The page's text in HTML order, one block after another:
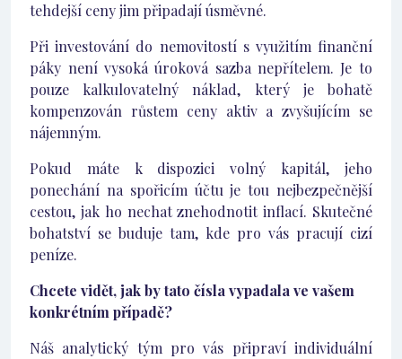
tehdejší ceny jim připadají úsměvné.
Při investování do nemovitostí s využitím finanční
páky není vysoká úroková sazba nepřítelem. Je to
pouze kalkulovatelný náklad, který je bohatě
kompenzován růstem ceny aktiv a zvyšujícím se
nájemným.
Pokud máte k dispozici volný kapitál, jeho
ponechání na spořicím účtu je tou nejbezpečnější
cestou, jak ho nechat znehodnotit inflací. Skutečné
bohatství se buduje tam, kde pro vás pracují cizí
peníze.
Chcete vidět, jak by tato čísla vypadala ve vašem
konkrétním případě?
Náš analytický tým pro vás připraví individuální